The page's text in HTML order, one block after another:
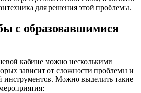
для решения этой проблемы.
с образовавшимися
кабине можно несколькими
зависит от сложности проблемы и
инструментов. Можно выделить такие